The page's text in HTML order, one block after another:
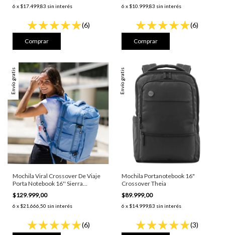
6 x $17.499,83 sin interés
(6)
Comprar
6 x $10.999,83 sin interés
(6)
Comprar
Envío gratis
Mochila Viral Crossover De Viaje
Porta Notebook 16'' Sierra
Celeste
$129.999,00
6 x $21.666,50 sin interés
(6)
Envío gratis
Mochila Portanotebook 16"
Crossover Theia
$89.999,00
6 x $14.999,83 sin interés
(3)